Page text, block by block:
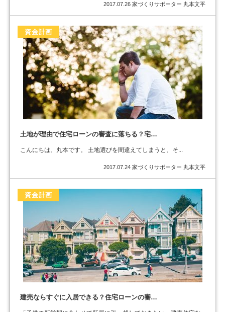
2017.07.26 家づくりサポーター 丸本文平
資金計画
土地が理由で住宅ローンの審査に落ちる？宅…
こんにちは。丸本です。 土地選びを間違えてしまうと、そ...
2017.07.24 家づくりサポーター 丸本文平
資金計画
建売ならすぐに入居できる？住宅ローンの審…